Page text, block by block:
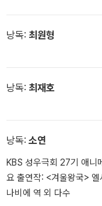
퍼져있던 ‘양귀자 3년 주기
시대 최고의 베스트셀러
만큼 정교한 소설적 구성
재능은 단편과 장편을 포
편소설 『희망』 『나는 소
순』을, 산문집 『내 집 창
자의 엄마노릇 마흔일곱 가
야 누리야』가 있다. 1987년 『원미동 사람들』로 유주현문학상을, 19
낭독: 최원형
낭독: 최재호
낭독: 소연
KBS 성우극회 27기 애니
요 출연작: <겨울왕국>
나비에 역 외 다수